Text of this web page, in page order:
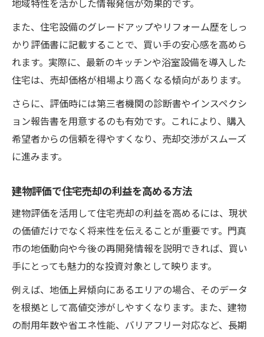
また、住宅設備のグレードアップやリフォーム歴をしっ
かり評価書に記載することで、買い手の安心感を高めら
れます。実際に、最新のキッチンや浴室設備を導入した
住宅は、売却価格が相場より高くなる傾向があります。
さらに、評価時には第三者機関の診断書やインスペクシ
ョン報告書を用意するのも有効です。これにより、購入
希望者からの信頼を得やすくなり、売却交渉がスムーズ
に進みます。
建物評価で住宅売却の利益を高める方法
建物評価を活用して住宅売却の利益を高めるには、現状
の価値だけでなく将来性を伝えることが重要です。門真
市の地価動向や今後の再開発情報を説明できれば、買い
手にとっても魅力的な投資対象として映ります。
例えば、地価上昇傾向にあるエリアの場合、そのデータ
を根拠として高値交渉がしやすくなります。また、建物
の耐用年数や省エネ性能、バリアフリー対応など、長期